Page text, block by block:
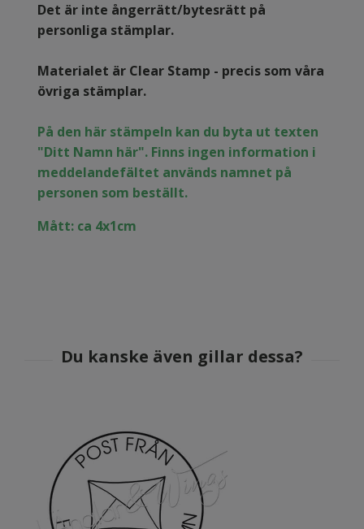
Det är inte ångerrätt/bytesrätt på
personliga stämplar.
Materialet är Clear Stamp - precis som våra
övriga stämplar.
På den här stämpeln kan du byta ut texten
"Ditt Namn här". Finns ingen information i
meddelandefältet används namnet på
personen som beställt.
Mått: ca 4x1cm